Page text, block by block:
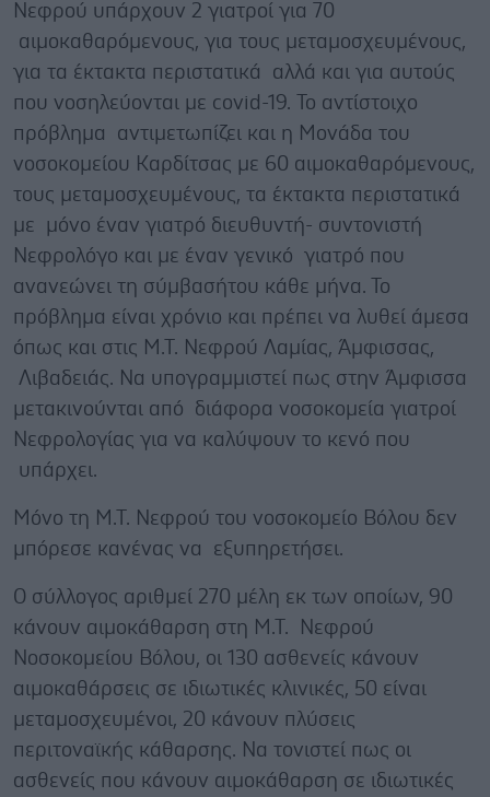
Νεφρού υπάρχουν 2 γιατροί για 70
αιμοκαθαρόμενους, για τους μεταμοσχευμένους,
για τα έκτακτα περιστατικά αλλά και για αυτούς
που νοσηλεύονται με covid-19. Το αντίστοιχο
πρόβλημα αντιμετωπίζει και η Μονάδα του
νοσοκομείου Καρδίτσας με 60 αιμοκαθαρόμενους,
τους μεταμοσχευμένους, τα έκτακτα περιστατικά
με μόνο έναν γιατρό διευθυντή- συντονιστή
Νεφρολόγο και με έναν γενικό γιατρό που
ανανεώνει τη σύμβασήτου κάθε μήνα. Το
πρόβλημα είναι χρόνιο και πρέπει να λυθεί άμεσα
όπως και στις Μ.Τ. Νεφρού Λαμίας, Άμφισσας,
Λιβαδειάς. Να υπογραμμιστεί πως στην Άμφισσα
μετακινούνται από διάφορα νοσοκομεία γιατροί
Νεφρολογίας για να καλύψουν το κενό που
υπάρχει.
Μόνο τη Μ.Τ. Νεφρού του νοσοκομείο Βόλου δεν
μπόρεσε κανένας να εξυπηρετήσει.
Ο σύλλογος αριθμεί 270 μέλη εκ των οποίων, 90
κάνουν αιμοκάθαρση στη Μ.Τ. Νεφρού
Νοσοκομείου Βόλου, οι 130 ασθενείς κάνουν
αιμοκαθάρσεις σε ιδιωτικές κλινικές, 50 είναι
μεταμοσχευμένοι, 20 κάνουν πλύσεις
περιτοναϊκής κάθαρσης. Να τονιστεί πως οι
ασθενείς που κάνουν αιμοκάθαρση σε ιδιωτικές